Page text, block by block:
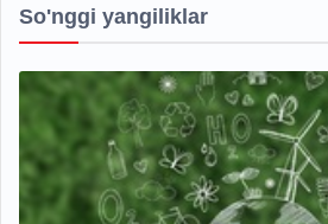
So'nggi yangiliklar